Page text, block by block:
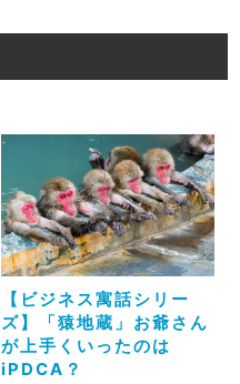
【ビジネス寓話シリー
ズ】「猿地蔵」お爺さん
が上手くいったのは
iPDCA？